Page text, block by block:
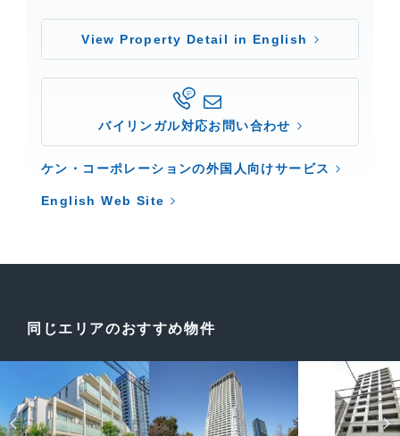
View Property Detail in English
バイリンガル対応お問い合わせ
ケン・コーポレーションの外国人向けサービス
English Web Site
同じエリアのおすすめ物件